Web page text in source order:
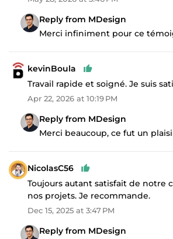
Reply from MDesign
Merci infiniment pour ce
kevinBoula
Travail rapide et soigné. Je suis
Apr 22, 2026 at 10:19 PM
Reply from MDesign
Merci beaucoup, ce fut un
NicolasC56
Toujours autant satisfait de notre
nos projets. Je recommande.
Dec 15, 2025 at 3:47 PM
Reply from MDesign